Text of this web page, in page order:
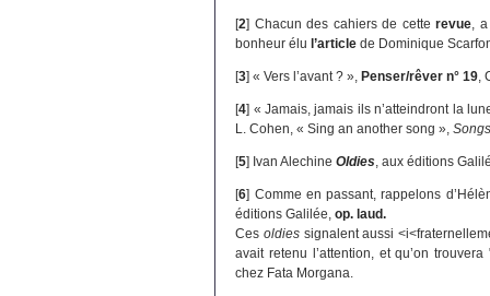
[2] Chacun des cahiers de cetterevue,
bonheur élu l’article de Dominique
[3]« Vers l’avant ? », Penser/rêver n° 19,
[4] « Jamais, jamais ils n’atteindront la
L. Cohen, « Sing an another song »,
[5] Ivan AlechineOldies, aux éditions
[6] Comme en passant, rappelons
éditions Galilée,op. laud.
Ces oldiessignalent aussi
avait retenu l’attention, et qu’on
chez Fata Morgana.